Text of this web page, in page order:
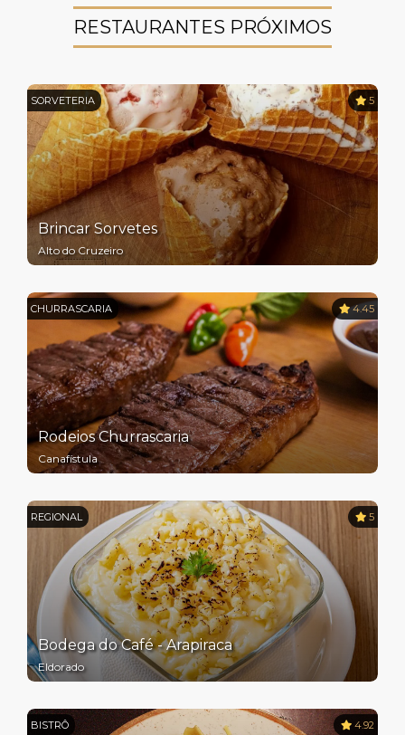
RESTAURANTES PRÓXIMOS
SORVETERIA 5
Brincar Sorvetes
Alto do Cruzeiro
CHURRASCARIA 4.45
Rodeios Churrascaria
Canafístula
REGIONAL 5
Bodega do Café - Arapiraca
Eldorado
BISTRÔ 4.92